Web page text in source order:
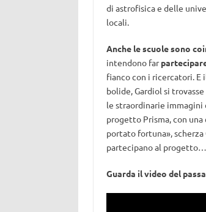
di astrofisica e delle
locali.
Anche le scuole sono
intendono far
fianco con i ricercatori. E
bolide, Gardiol si
le straordinarie immagini
progetto Prisma, con una
portato fortuna»,
partecipano al
Guarda il video del